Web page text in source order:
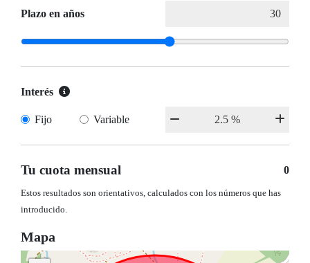
Plazo en años
Interés
Fijo Variable
Tu cuota mensual 0
Estos resultados son orientativos, calculados con los números que has
introducido.
Mapa